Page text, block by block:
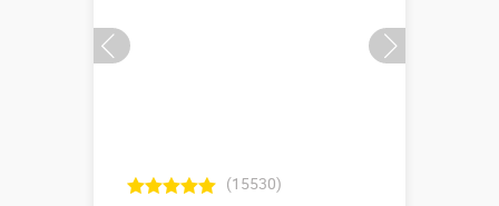
(15530)